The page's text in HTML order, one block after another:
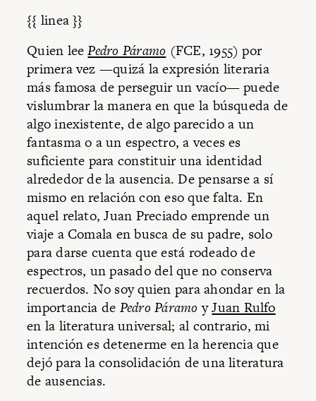
{{ linea }}
Quien leePedro Páramo (FCE, 1955) por
primera vez —quizá la expresión literaria
más famosa de perseguir un vacío— puede
vislumbrar la manera en que la búsqueda de
algo inexistente, de algo parecido a un
fantasma o a un espectro, a veces es
suficiente para constituir una identidad
alrededor de la ausencia. De pensarse a sí
mismo en relación con eso que falta. En
aquel relato, Juan Preciado emprende un
viaje a Comala en busca de su padre, solo
para darse cuenta que está rodeado de
espectros, un pasado del que no conserva
recuerdos. No soy quien para ahondar en la
importancia de Pedro Páramo yJuan Rulfo
en la literatura universal; al contrario, mi
intención es detenerme en la herencia que
dejó para la consolidación de una literatura
de ausencias.